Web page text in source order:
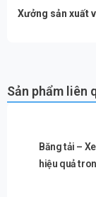
Xưởng sản xuất
Sản phẩm liên
Băng tải –
hiệu quả